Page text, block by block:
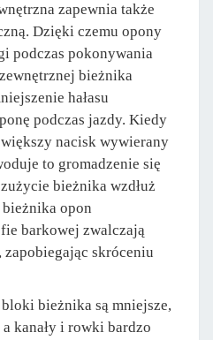
zapewnia także
Dzięki czemu opony
podczas pokonywania
bieżnika
hałasu
podczas jazdy. Kiedy
nacisk wywierany
to gromadzenie się
bieżnika wzdłuż
opon
barkowej zwalczają
skróceniu
bieżnika są mniejsze,
kanały i rowki bardzo